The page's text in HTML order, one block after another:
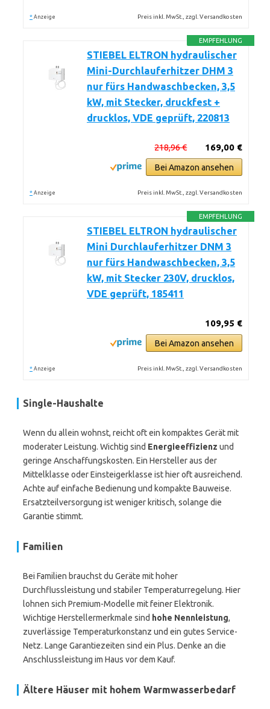
* Anzeige Preis inkl. MwSt., zzgl. Versandkosten
EMPFEHLUNG
STIEBEL ELTRON hydraulischer
Mini-Durchlauferhitzer DHM 3
nur fürs Handwaschbecken, 3,5
kW, mit Stecker, druckfest +
drucklos, VDE geprüft, 220813
169,00 €
218,96 €
Bei Amazon ansehen
* Anzeige Preis inkl. MwSt., zzgl. Versandkosten
EMPFEHLUNG
STIEBEL ELTRON hydraulischer
Mini Durchlauferhitzer DNM 3
nur fürs Handwaschbecken, 3,5
kW, mit Stecker 230V, drucklos,
VDE geprüft, 185411
109,95 €
Bei Amazon ansehen
* Anzeige Preis inkl. MwSt., zzgl. Versandkosten
Single-Haushalte
Wenn du allein wohnst, reicht oft ein kompaktes Gerät mit
moderater Leistung. Wichtig sind Energieeffizienz und
geringe Anschaffungskosten. Ein Hersteller aus der
Mittelklasse oder Einsteigerklasse ist hier oft ausreichend.
Achte auf einfache Bedienung und kompakte Bauweise.
Ersatzteilversorgung ist weniger kritisch, solange die
Garantie stimmt.
Familien
Bei Familien brauchst du Geräte mit hoher
Durchflussleistung und stabiler Temperaturregelung. Hier
lohnen sich Premium-Modelle mit feiner Elektronik.
Wichtige Herstellermerkmale sind hohe Nennleistung,
zuverlässige Temperaturkonstanz und ein gutes Service-
Netz. Lange Garantiezeiten sind ein Plus. Denke an die
Anschlussleistung im Haus vor dem Kauf.
Ältere Häuser mit hohem Warmwasserbedarf